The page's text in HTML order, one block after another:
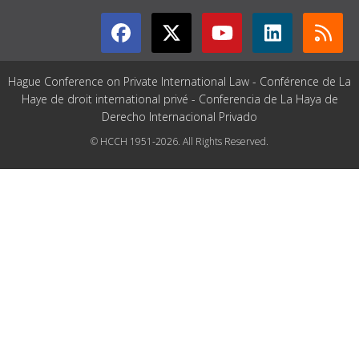
Hague Conference on Private International Law - Conférence de La
Haye de droit international privé - Conferencia de La Haya de
Derecho Internacional Privado
© HCCH 1951-2026. All Rights Reserved.